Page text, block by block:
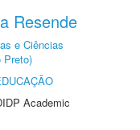
Resende
e Ciências
Preto)
Academic